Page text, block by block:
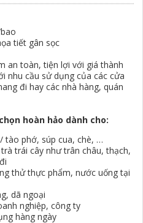
tiết gân sọc
an toàn, tiện lợi với giá thành
nhu cầu sử dụng của các cửa
đi hay các nhà hàng, quán
hoàn hảo dành cho:
tào phớ, súp cua, chè, …
trái cây như trân châu, thạch,
thử thực phẩm, nước uống tại
dã ngoại
nghiệp, công ty
hàng ngày